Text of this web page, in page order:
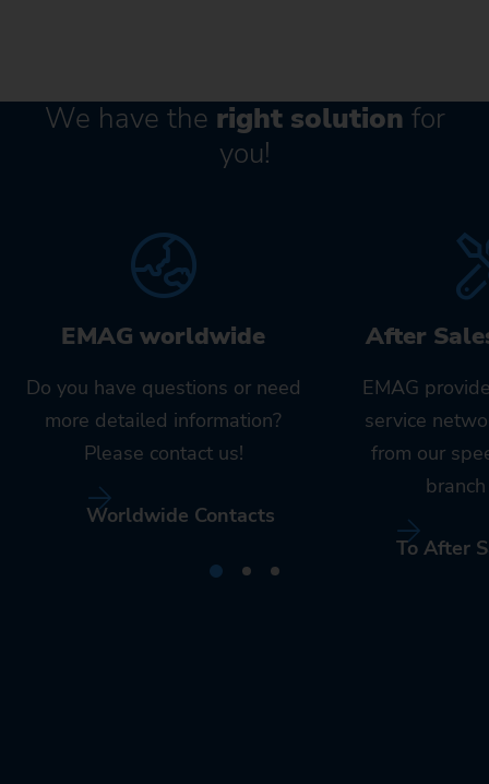
We have the right solution for
you!
EMAG worldwide
Do you have questions or need
more detailed information?
Please contact us!
Worldwide Contacts
After
EMAG
service
from our
To After